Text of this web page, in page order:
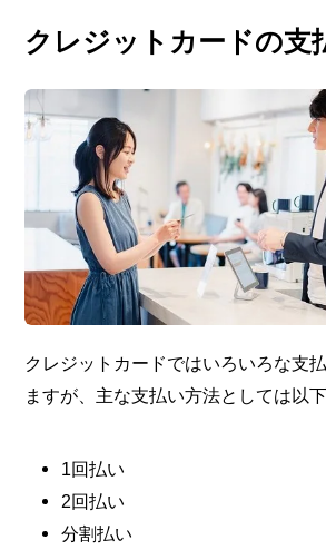
クレジットカードの支
クレジットカードではいろいろな支
ますが、主な支払い方法としては以
1回払い
2回払い
分割払い